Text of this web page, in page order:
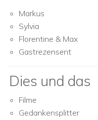
Markus
Sylvia
Florentine & Max
Gastrezensent
Dies und das
Filme
Gedankensplitter